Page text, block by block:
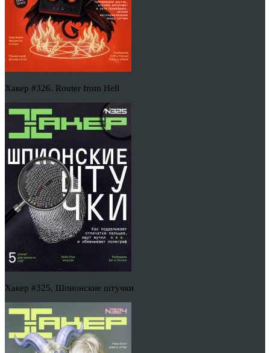
Хакер #326. Router from Hell
Хакер #325. Шпионские штучки